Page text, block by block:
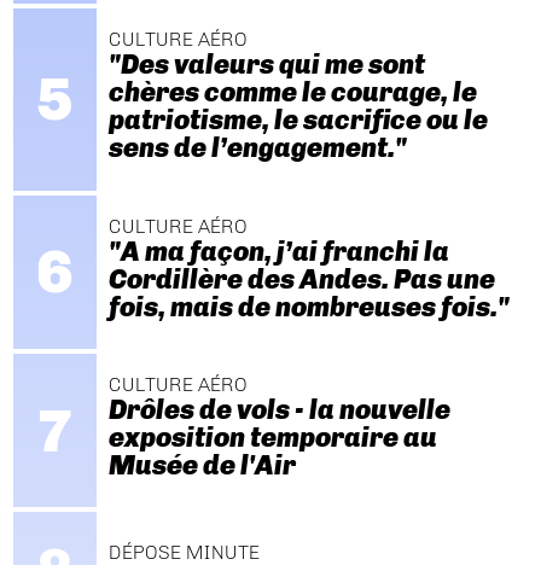
CULTURE AÉRO
"Des valeurs qui me sont
chères comme le courage, le
patriotisme, le sacrifice ou le
sens de l’engagement."
CULTURE AÉRO
"A ma façon, j’ai franchi la
Cordillère des Andes. Pas une
fois, mais de nombreuses fois."
CULTURE AÉRO
Drôles de vols - la nouvelle
exposition temporaire au
Musée de l'Air
DÉPOSE MINUTE